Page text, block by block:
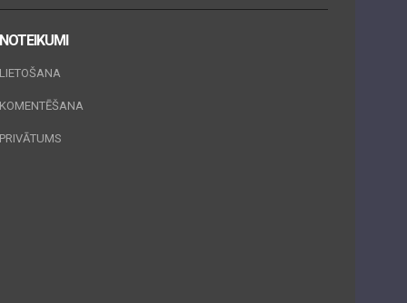
NOTEIKUMI
LIETOŠANA
KOMENTĒŠANA
PRIVĀTUMS